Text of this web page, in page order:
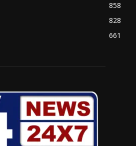
858
828
661